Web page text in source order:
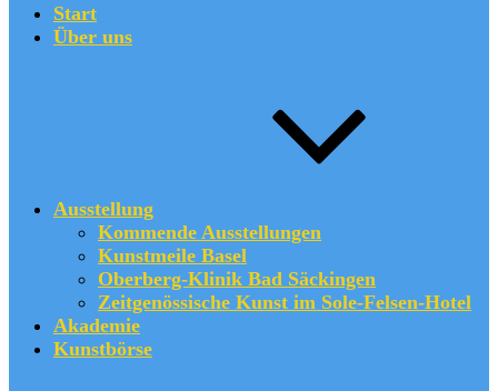
Start
Über uns
Ausstellung
Kommende Ausstellungen
Kunstmeile Basel
Oberberg-Klinik Bad Säckingen
Zeitgenössische Kunst im Sole-Felsen-Hotel
Akademie
Kunstbörse